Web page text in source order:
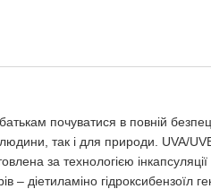
почуватися в повній
так і для природи. UVA/
за технологією
‒ діетиламіно гідроксибензоїл